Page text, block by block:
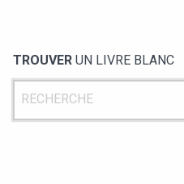
TROUVER UN LIVRE BLANC